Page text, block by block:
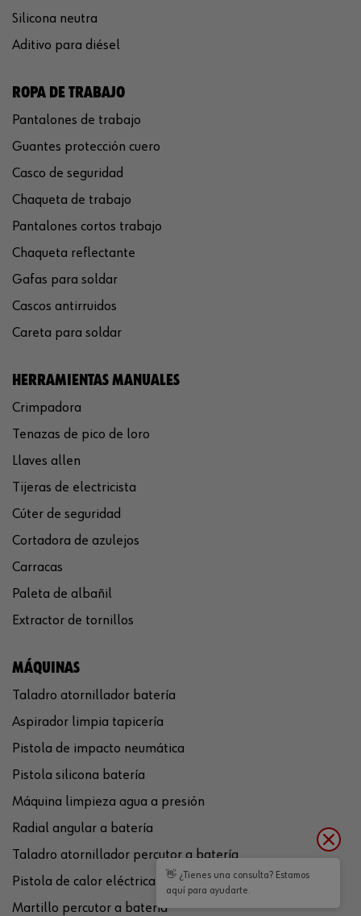
Silicona neutra
Aditivo para diésel
ROPA DE TRABAJO
Pantalones de trabajo
Guantes protección cuero
Casco de seguridad
Chaqueta de trabajo
Pantalones cortos trabajo
Chaqueta reflectante
Gafas para soldar
Cascos antirruidos
Careta para soldar
HERRAMIENTAS MANUALES
Crimpadora
Tenazas de pico de loro
Llaves allen
Tijeras de electricista
Cúter de seguridad
Cortadora de azulejos
Carracas
Paleta de albañil
Extractor de tornillos
MÁQUINAS
Taladro atornillador batería
Aspirador limpia tapicería
Pistola de impacto neumática
Pistola silicona batería
Máquina limpieza agua a presión
Radial angular a batería
Taladro atornillador percutor a batería
Pistola de calor eléctrica
Martillo percutor a batería
👋 ¿Tienes una consulta? Estamos
aquí para ayudarte.